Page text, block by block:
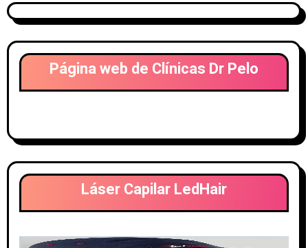
Página web de Clínicas Dr Pelo
Láser Capilar LedHair